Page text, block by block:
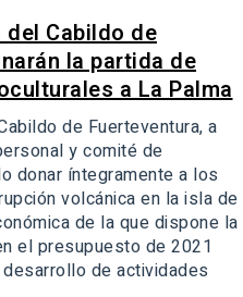
Cabildo de
la partida de
a La Palma
de Fuerteventura, a
y comité de
donar íntegramente a los
volcánica en la isla de
de la que dispone la
el presupuesto de 2021
de actividades